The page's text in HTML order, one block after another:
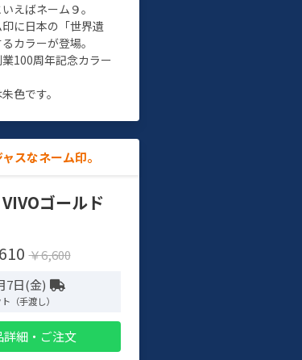
えばネーム９。
に日本の「世界遺
カラーが登場。
100周年記念カラー
色です。
スなネーム印。
ゴールド
￥6,600
7日(金)
（手渡し）
詳細・ご注文